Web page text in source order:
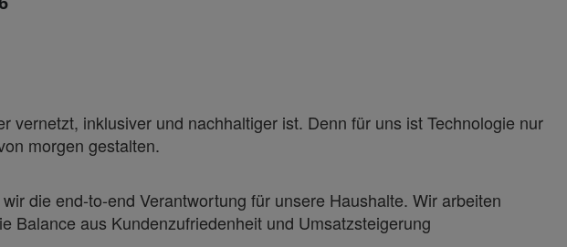
inklusiver und nachhaltiger ist. Denn für uns ist Technologie nur
morgen gestalten.
die end-to-end Verantwortung für unsere Haushalte. Wir arbeiten
Balance aus Kundenzufriedenheit und Umsatzsteigerung